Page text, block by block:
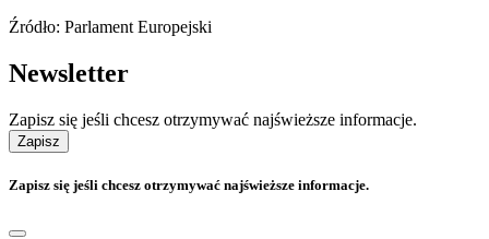
Źródło: Parlament Europejski
Newsletter
Zapisz się jeśli chcesz otrzymywać najświeższe informacje.
Zapisz
Zapisz się jeśli chcesz otrzymywać najświeższe informacje.